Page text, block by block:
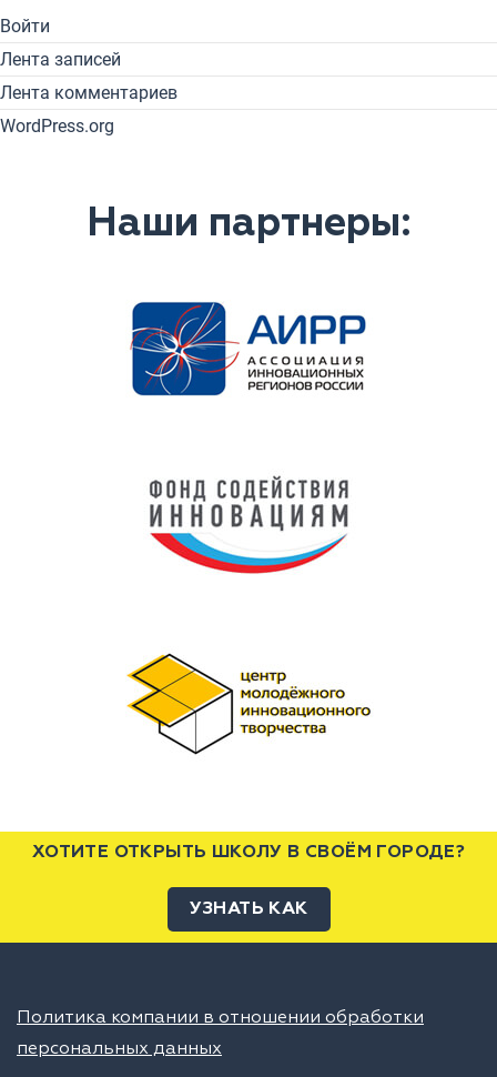
Войти
Лента записей
Лента комментариев
WordPress.org
Наши партнеры:
ХОТИТЕ ОТКРЫТЬ ШКОЛУ В СВОЁМ ГОРОДЕ?
УЗНАТЬ КАК
Политика компании в отношении обработки
персональных данных